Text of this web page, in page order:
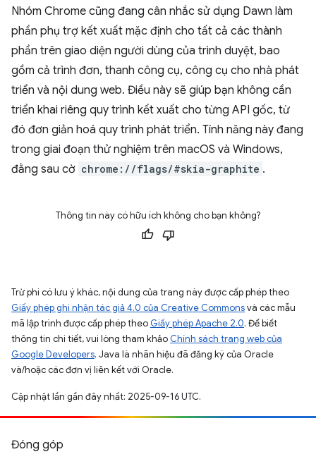
Nhóm Chrome cũng đang cân nhắc sử dụng Dawn làm
phần phụ trợ kết xuất mặc định cho tất cả các thành
phần trên giao diện người dùng của trình duyệt, bao
gồm cả trình đơn, thanh công cụ, công cụ cho nhà phát
triển và nội dung web. Điều này sẽ giúp bạn không cần
triển khai riêng quy trình kết xuất cho từng API gốc, từ
đó đơn giản hoá quy trình phát triển. Tính năng này đang
trong giai đoạn thử nghiệm trên macOS và Windows,
đằng sau cờ chrome://flags/#skia-graphite .
Thông tin này có hữu ích không cho bạn không?
Trừ phi có lưu ý khác, nội dung của trang này được cấp phép theo
Giấy phép ghi nhận tác giả 4.0 của Creative Commonsvà các mẫu
mã lập trình được cấp phép theo Giấy phép Apache 2.0. Để biết
thông tin chi tiết, vui lòng tham khảo Chính sách trang web của
Google Developers. Java là nhãn hiệu đã đăng ký của Oracle
và/hoặc các đơn vị liên kết với Oracle.
Cập nhật lần gần đây nhất: 2025-09-16 UTC.
Đóng góp